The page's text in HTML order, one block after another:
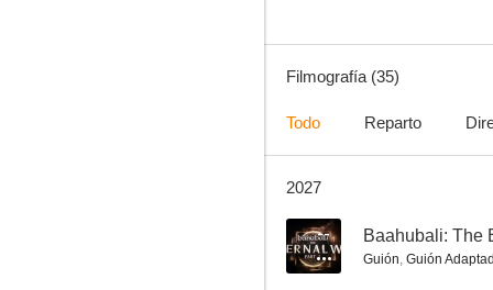
6.6
Filmografía (35)
Todo Reparto
2027
-- Baahubali: The
Guión, Guión